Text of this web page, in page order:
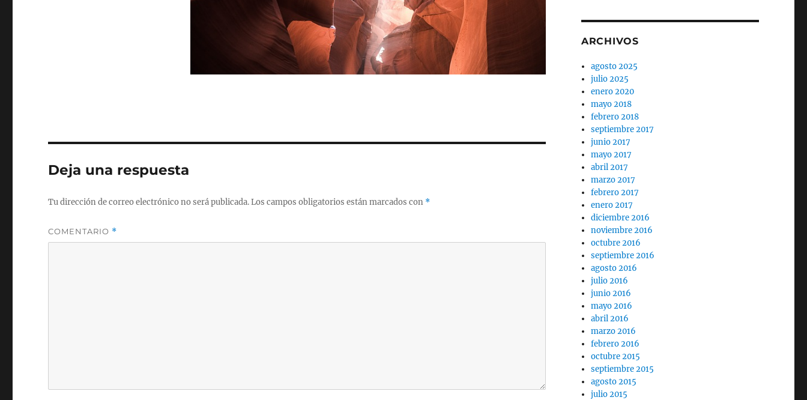
Deja una respuesta
Tu dirección de correo electrónico no será publicada.Los campos obligatorios están marcados con *
COMENTARIO *
ARCHIVOS
agosto 2025
julio 2025
enero 2020
mayo 2018
febrero 2018
septiembre 2017
junio 2017
mayo 2017
abril 2017
marzo 2017
febrero 2017
enero 2017
diciembre 2016
noviembre 2016
octubre 2016
septiembre 2016
agosto 2016
julio 2016
junio 2016
mayo 2016
abril 2016
marzo 2016
febrero 2016
octubre 2015
septiembre 2015
agosto 2015
julio 2015